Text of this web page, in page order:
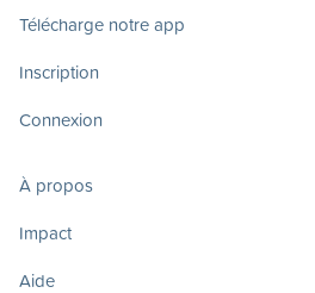
Télécharge notre app
Inscription
Connexion
À propos
Impact
Aide